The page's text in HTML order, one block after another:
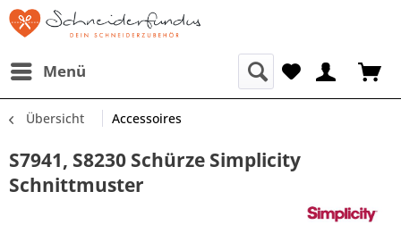
Menü
Übersicht Accessoires
S7941, S8230 Schürze Simplicity
Schnittmuster